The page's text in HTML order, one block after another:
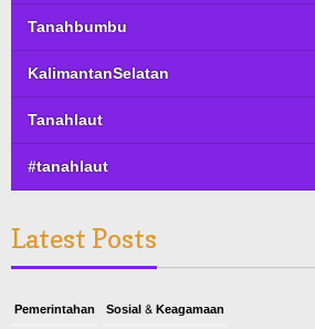
Tanahbumbu
KalimantanSelatan
Tanahlaut
#tanahlaut
Latest Posts
Pemerintahan Sosial & Keagamaan